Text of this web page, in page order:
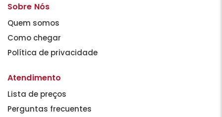
Sobre Nós
Quem somos
Como chegar
Política de privacidade
Atendimento
Lista de preços
Perguntas frecuentes